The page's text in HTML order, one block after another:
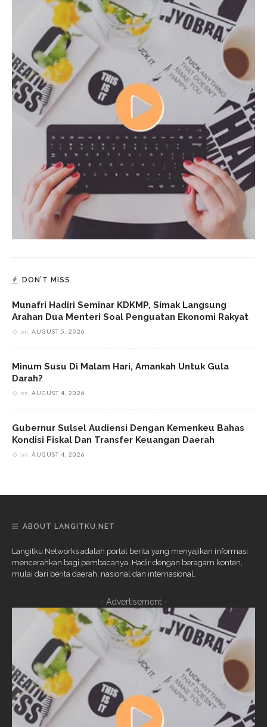
DON’T MISS
Munafri Hadiri Seminar KDKMP, Simak Langsung
Arahan Dua Menteri Soal Penguatan Ekonomi Rakyat
on AUGUST 5, 2026
Minum Susu Di Malam Hari, Amankah Untuk Gula
Darah?
on AUGUST 4, 2026
Gubernur Sulsel Audiensi Dengan Kemenkeu Bahas
Kondisi Fiskal Dan Transfer Keuangan Daerah
on AUGUST 4, 2026
ABOUT LANGITKU.NET
Langitku Networks adalah portal berita yang menyajikan informasi
mencerahkan bagi pembacanya. Hadir dengan beragam konten,
mulai dari berita daerah, nasional dan internasional.
- Advertisement -